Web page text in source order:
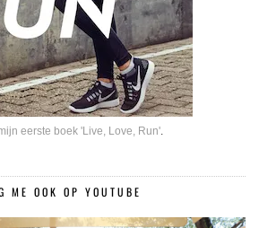
eerste boek 'Live, Love, Run'.
ME OOK OP YOUTUBE